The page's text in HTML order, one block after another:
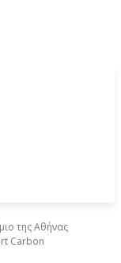
της Αθήνας
Carbon